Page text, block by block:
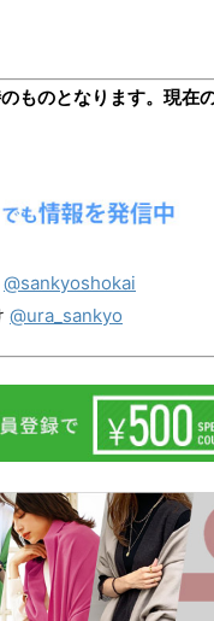
ものとなります。現在
@sankyoshokai
@ura_sankyo